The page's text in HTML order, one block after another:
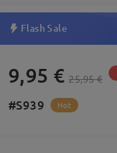
Flash Sale
9,95 € 25,95 €
#S939 Hot